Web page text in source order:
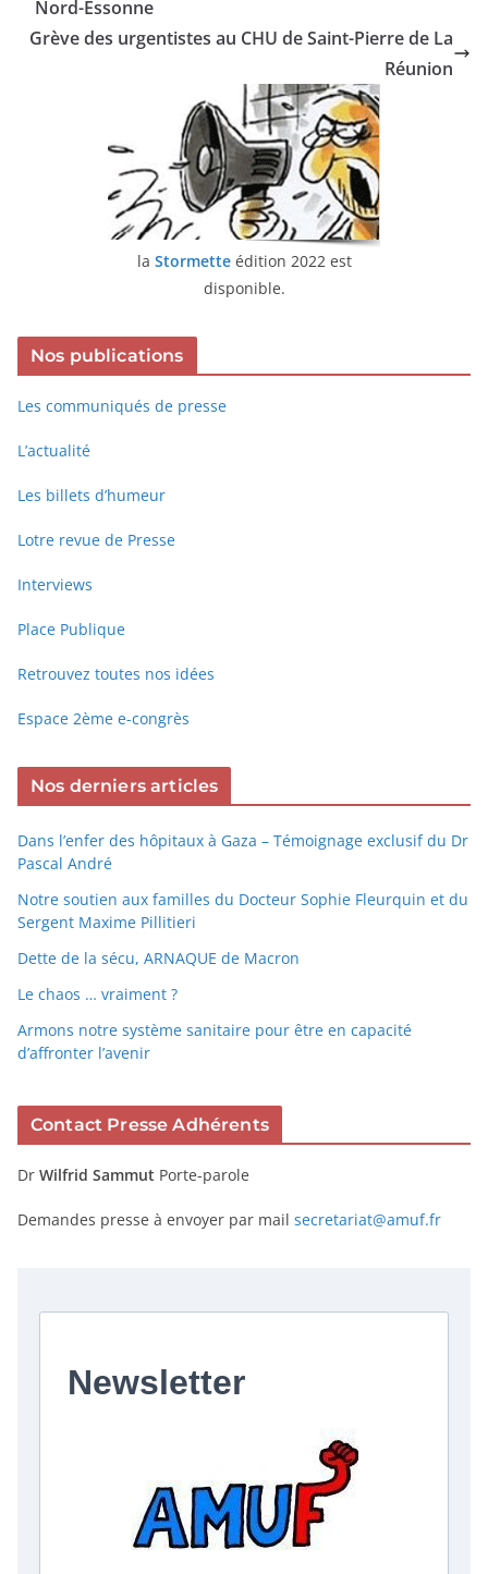
Nord-Essonne
Grève des urgentistes au CHU de Saint-Pierre de La
Réunion
la Stormetteédition 2022 est
disponible.
Nos publications
Les communiqués de presse
L’actualité
Les billets d’humeur
Lotre revue de Presse
Interviews
Place Publique
Retrouvez toutes nos idées
Espace 2ème e-congrès
Nos derniers articles
Dans l’enfer des hôpitaux à Gaza – Témoignage exclusif du Dr
Pascal André
Notre soutien aux familles du Docteur Sophie Fleurquin et du
Sergent Maxime Pillitieri
Dette de la sécu, ARNAQUE de Macron
Le chaos … vraiment ?
Armons notre système sanitaire pour être en capacité
d’affronter l’avenir
Contact Presse Adhérents
Dr Wilfrid Sammut Porte-parole
Demandes presse à envoyer par mail secretariat@amuf.fr